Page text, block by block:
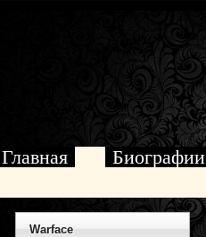
Главная Биографии
Warface